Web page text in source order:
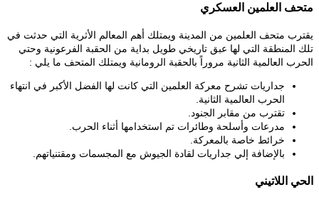
متحف العلمين العسكري
يقترب متحف العلمين من المدينة ويمتلك أهم المعالم الأثرية التي حدثت في
تلك المنطقة التي لها عبق تاريخي طويل بداية من الحقبة الفرعونية وحتي
الحرب العالمية الثانية مروراً بالحقبة الرومانية ويمتلك المتحف ما يلي :
جداريات تشرح معركة العلمين التي كانت لها الفضل الأكبر في انتهاء
الحرب العالمية الثانية.
تقترب من مقابر الجنود.
مدرعات وأسلحة وطائرات تم استخدامها أثناء الحرب.
خرائط خاصة بالمعركة.
بالإضافة إلي جداريات لقادة الجيوش مع المجسمات ومقتنياتهم.
الحي اللاتيني